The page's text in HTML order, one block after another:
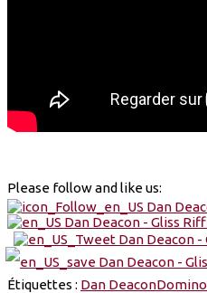
Please follow and like us:
Étiquettes : Dan DeaconDomino